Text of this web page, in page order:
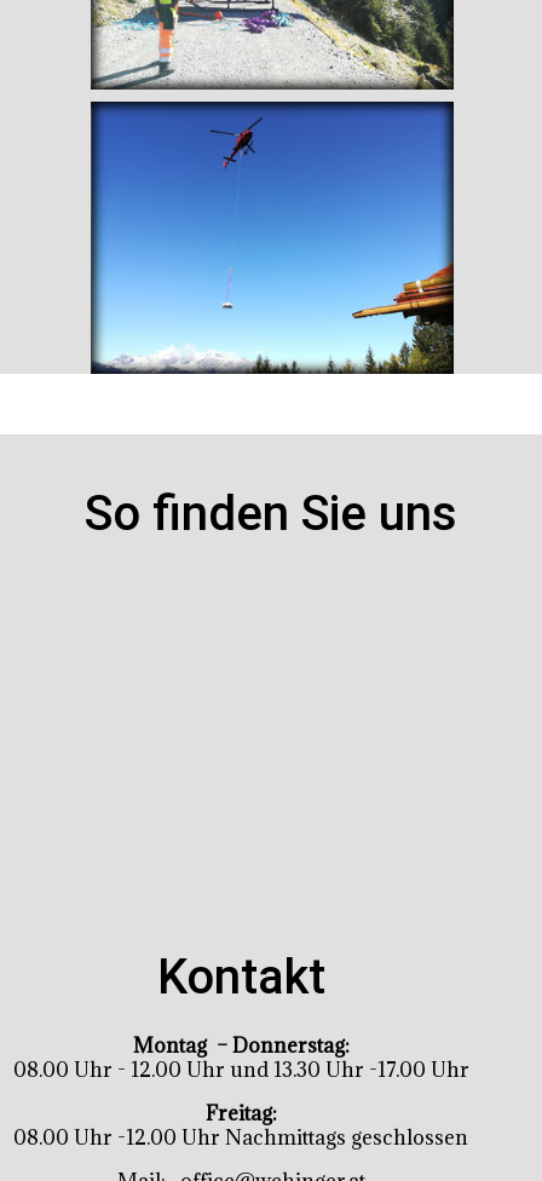
So finden Sie uns
Kontakt
Montag – Donnerstag:
08.00 Uhr - 12.00 Uhr und 13.30 Uhr -17.00 Uhr
Freitag:
08.00 Uhr -12.00 Uhr Nachmittags geschlossen